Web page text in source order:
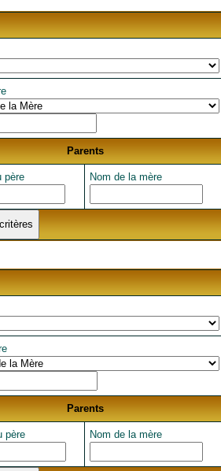
Parents
père Nom de la mère
Parents
père Nom de la mère